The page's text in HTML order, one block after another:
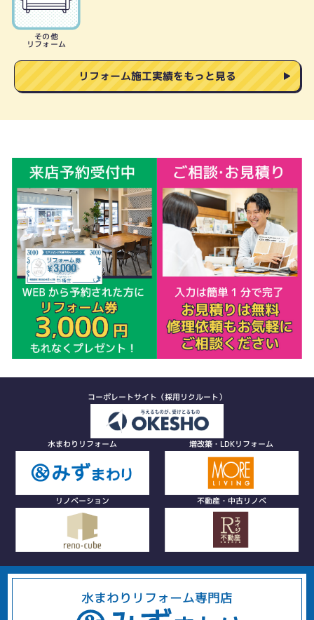
その他
リフォーム
リフォーム施工実績をもっと見る
コーポレートサイト（採用リクルート）
水まわりリフォーム 増改築・LDKリフォーム
リノベーション 不動産・中古リノベ
水まわりリフォーム専門店